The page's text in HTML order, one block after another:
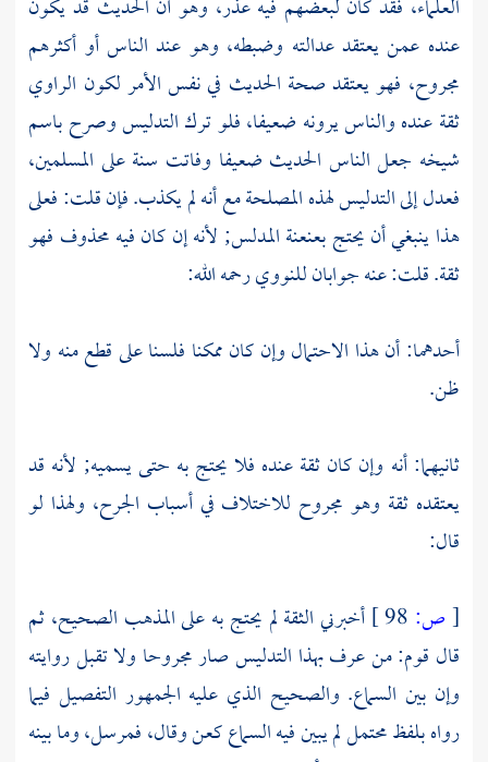
العلماء، فقد كان لبعضهم فيه عذر، وهو أن الحديث قد يكون
عنده عمن يعتقد عدالته وضبطه، وهو عند الناس أو أكثرهم
مجروح، فهو يعتقد صحة الحديث في نفس الأمر لكون الراوي
ثقة عنده والناس يرونه ضعيفا، فلو ترك التدليس وصرح باسم
شيخه جعل الناس الحديث ضعيفا وفاتت سنة على المسلمين،
فعدل إلى التدليس لهذه المصلحة مع أنه لم يكذب. فإن قلت: فعلى
هذا ينبغي أن يحتج بعنعنة المدلس; لأنه إن كان فيه محذوف فهو
ثقة. قلت: عنه جوابانللنوويرحمه الله:
أحدهما: أن هذا الاحتمال وإن كان ممكنا فلسنا على قطع منه ولا
ظن.
ثانيهما: أنه وإن كان ثقة عنده فلا يحتج به حتى يسميه; لأنه قد
يعتقده ثقة وهو مجروح للاختلاف في أسباب الجرح، ولهذا لو
قال:
[ص:
أخبرني الثقة لم يحتج به على المذهب الصحيح، ثم
قال قوم: من عرف بهذا التدليس صار مجروحا ولا تقبل روايته
وإن بين السماع. والصحيح الذي عليه الجمهور التفصيل فيما
رواه بلفظ محتمل لم يبين فيه السماع كعن وقال، فمرسل، وما بينه